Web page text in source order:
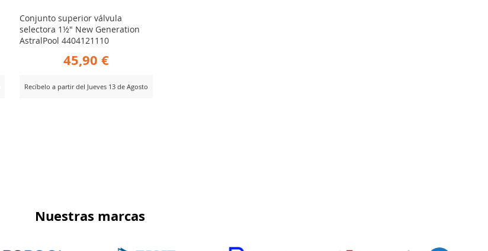
Conjunto superior válvula
selectora 1½" New Generation
AstralPool 4404121110
45,90 €
Recíbelo a partir del Jueves 13 de Agosto
Nuestras marcas